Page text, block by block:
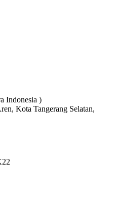
Indonesia )
Kota Tangerang Selatan,